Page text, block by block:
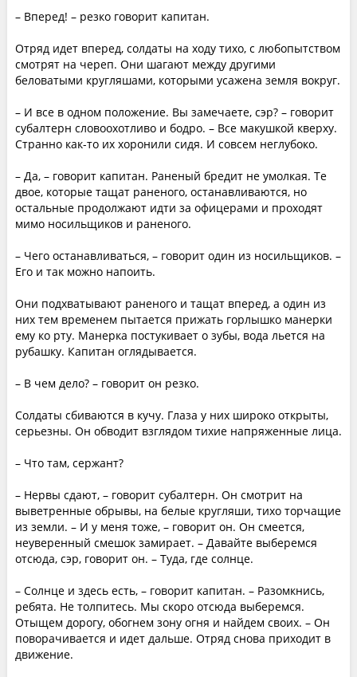
– Вперед! – резко говорит капитан.
Отряд идет вперед, солдаты на ходу тихо, с любопытством
смотрят на череп. Они шагают между другими
беловатыми кругляшами, которыми усажена земля вокруг.
– И все в одном положение. Вы замечаете, сэр? – говорит
субалтерн словоохотливо и бодро. – Все макушкой кверху.
Странно как-то их хоронили сидя. И совсем неглубоко.
– Да, – говорит капитан. Раненый бредит не умолкая. Те
двое, которые тащат раненого, останавливаются, но
остальные продолжают идти за офицерами и проходят
мимо носильщиков и раненого.
– Чего останавливаться, – говорит один из носильщиков. –
Его и так можно напоить.
Они подхватывают раненого и тащат вперед, а один из
них тем временем пытается прижать горлышко манерки
ему ко рту. Манерка постукивает о зубы, вода льется на
рубашку. Капитан оглядывается.
– В чем дело? – говорит он резко.
Солдаты сбиваются в кучу. Глаза у них широко открыты,
серьезны. Он обводит взглядом тихие напряженные лица.
– Что там, сержант?
– Нервы сдают, – говорит субалтерн. Он смотрит на
выветренные обрывы, на белые кругляши, тихо торчащие
из земли. – И у меня тоже, – говорит он. Он смеется,
неуверенный смешок замирает. – Давайте выберемся
отсюда, сэр, говорит он. – Туда, где солнце.
– Солнце и здесь есть, – говорит капитан. – Разомкнись,
ребята. Не толпитесь. Мы скоро отсюда выберемся.
Отыщем дорогу, обогнем зону огня и найдем своих. – Он
поворачивается и идет дальше. Отряд снова приходит в
движение.